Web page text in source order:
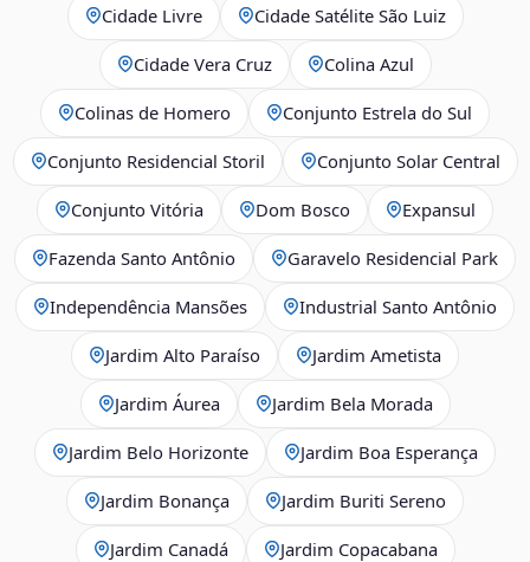
Cidade Livre Cidade Satélite São Luiz
Cidade Vera Cruz Colina Azul
Colinas de Homero Conjunto Estrela do Sul
Conjunto Residencial Storil Conjunto Solar Central
Conjunto Vitória Dom Bosco Expansul
Fazenda Santo Antônio Garavelo Residencial Park
Independência Mansões Industrial Santo Antônio
Jardim Alto Paraíso Jardim Ametista
Jardim Áurea Jardim Bela Morada
Jardim Belo Horizonte Jardim Boa Esperança
Jardim Bonança Jardim Buriti Sereno
Jardim Canadá Jardim Copacabana